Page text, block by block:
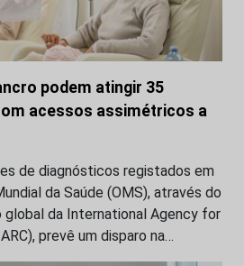
podem atingir 35
acessos assimétricos a
de diagnósticos registados em
da Saúde (OMS), através do
da International Agency for
prevê um disparo na…